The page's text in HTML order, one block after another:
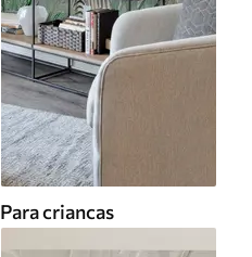
Para criancas